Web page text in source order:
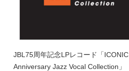
JBL75周年記念LPレコード「
Anniversary Jazz Vocal Collection」